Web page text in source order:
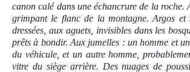
canon calé dans une échancrure de la roche.
grimpant le flanc de la montagne. Argos et
dressées, aux aguets, invisibles dans les
prêts à bondir. Aux jumelles : un homme et
du véhicule, et un autre homme,
vitre du siège arrière. Des nuages de